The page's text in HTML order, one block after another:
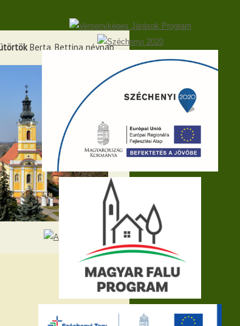
Berta, Bettina névnap